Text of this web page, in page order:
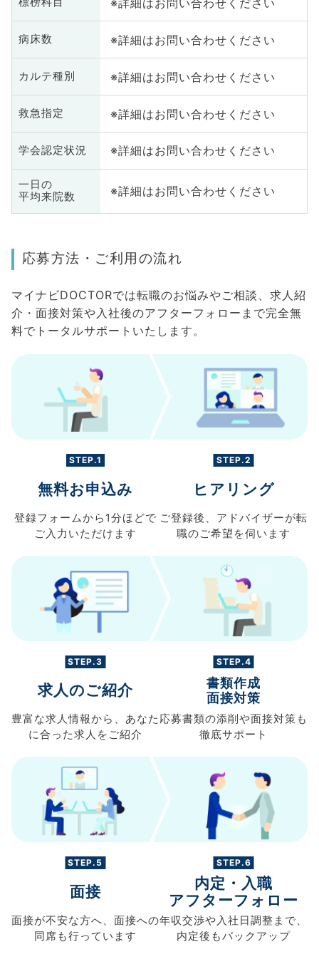
病床数 ※詳細はお問い合わせください
カルテ種別 ※詳細はお問い合わせください
救急指定 ※詳細はお問い合わせください
学会認定状況 ※詳細はお問い合わせください
一日の
平均来院数
※詳細はお問い合わせください
応募方法・ご利用の流れ
マイナビDOCTORでは転職のお悩みやご相談、求人紹
介・面接対策や入社後のアフターフォローまで完全無
料でトータルサポートいたします。
STEP.1
無料お申込み
登録フォームから 1分ほどで
ご入力 いただけます
STEP.2
ヒアリング
ご登録後、 アドバイザーが転
職のご希望を伺います
STEP.3
求人のご紹介
豊富な求人情報から、 あなた
に合った求人を ご紹介
STEP.4
書類作成
面接対策
応募書類の添削や面接対策も
徹底サポート
STEP.5
面接
面接が不安な方へ、 面接への
同席も行っています
STEP.6
内定・入職
アフターフォロー
年収交渉や入社日調整まで、
内定後もバックアップ